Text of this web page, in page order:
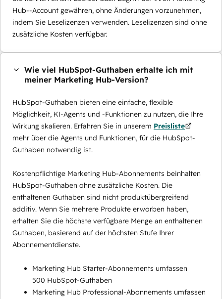
Hub--Account gewähren, ohne Änderungen vorzunehmen,
indem Sie Leselizenzen verwenden. Leselizenzen sind ohne
zusätzliche Kosten verfügbar.
Wie viel HubSpot-Guthaben erhalte ich mit
meiner Marketing Hub-Version?
HubSpot-Guthaben bieten eine einfache, flexible
Möglichkeit, KI-Agents und -Funktionen zu nutzen, die Ihre
Wirkung skalieren. Erfahren Sie in unserem Preisliste
mehr über die Agents und Funktionen, für die HubSpot-
Guthaben notwendig ist.
Kostenpflichtige Marketing Hub-Abonnements beinhalten
HubSpot-Guthaben ohne zusätzliche Kosten. Die
enthaltenen Guthaben sind nicht produktübergreifend
additiv. Wenn Sie mehrere Produkte erworben haben,
erhalten Sie die höchste verfügbare Menge an enthaltenen
Guthaben, basierend auf der höchsten Stufe Ihrer
Abonnementdienste.
Marketing Hub Starter-Abonnements umfassen
500 HubSpot-Guthaben
Marketing Hub Professional-Abonnements umfassen